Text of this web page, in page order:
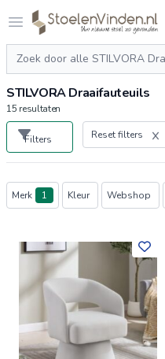
Open menu
Logo stoelenvinden.nl
Zoeken
STILVORA Draaifauteuils
15 resultaten
Filters Reset filters
Producten
Merk 1 Kleur Webshop